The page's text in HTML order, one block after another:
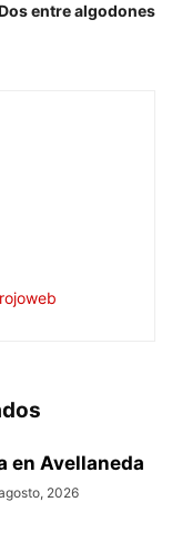
entre algodones
en Avellaneda
2026